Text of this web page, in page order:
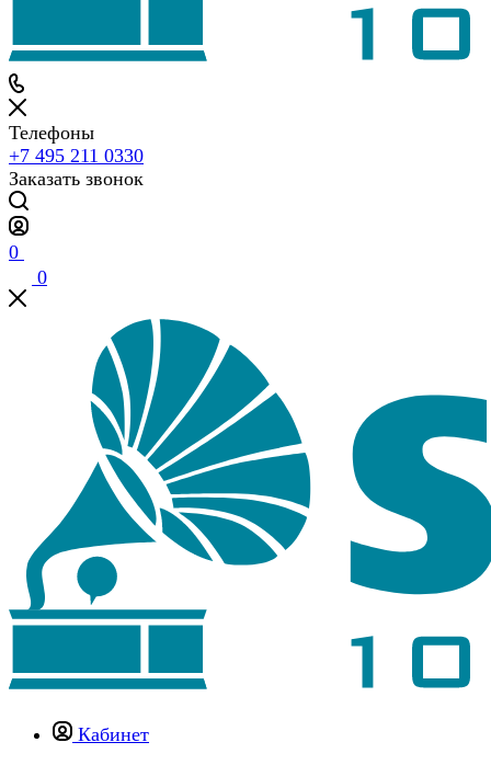
Телефоны
+7 495 211 0330
Заказать звонок
0
0
Кабинет